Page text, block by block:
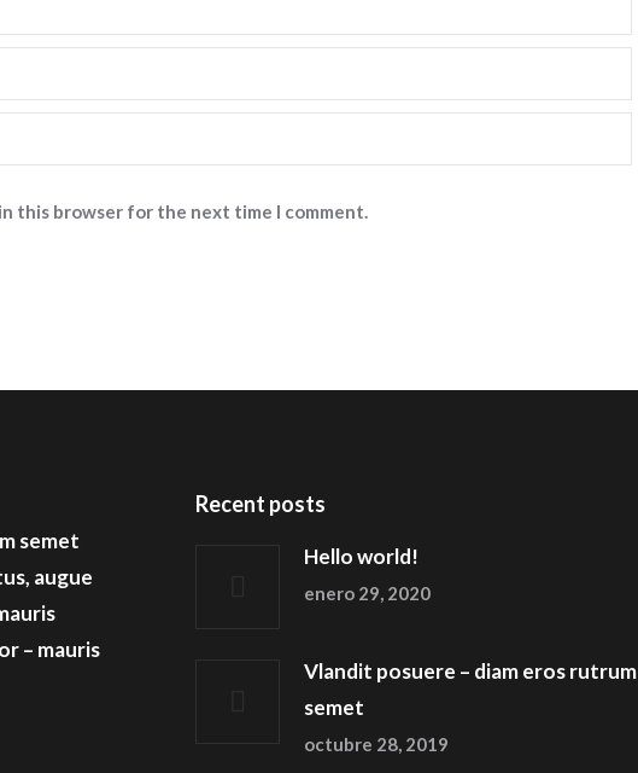
this browser for the next time I comment.
semet
augue
– mauris
Recent posts
Hello world!
enero 29, 2020
Vlandit posuere – diam eros rutrum
semet
octubre 28, 2019